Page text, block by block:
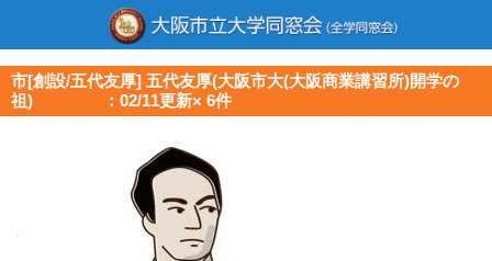
市[創設/五代友厚] 五代友厚(大阪市大(大阪商業講習所)開学の
祖) ：02/11更新× 6件